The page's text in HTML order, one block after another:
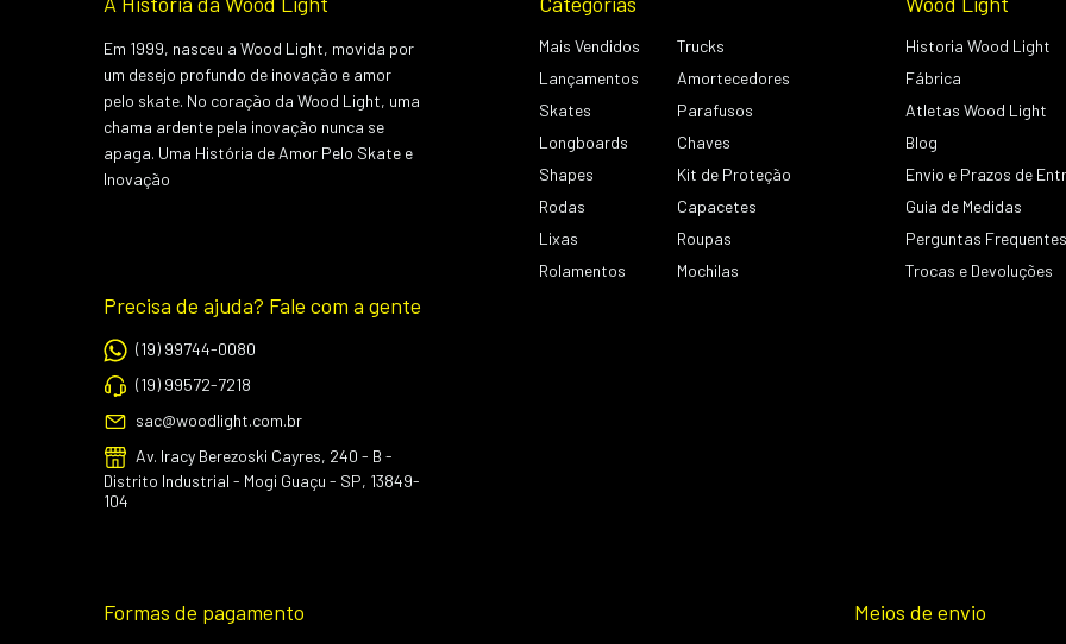
Em 1999, nasceu a Wood Light, movida por
um desejo profundo de inovação e amor
pelo skate. No coração da Wood Light, uma
chama ardente pela inovação nunca se
apaga. Uma História de Amor Pelo Skate e
Inovação
Mais Vendidos
Lançamentos
Skates
Longboards
Shapes
Rodas
Lixas
Rolamentos
Trucks
Amortecedores
Parafusos
Chaves
Kit de Proteção
Capacetes
Roupas
Mochilas
Historia Wood Light
Fábrica
Atletas Wood Light
Blog
Envio e Prazos de
Guia de Medidas
Perguntas Frequentes
Trocas e Devoluções
Precisa de ajuda? Fale com a gente
(19) 99744-0080
(19) 99572-7218
sac@woodlight.com.br
Av. Iracy Berezoski Cayres, 240 - B -
Distrito Industrial - Mogi Guaçu - SP, 13849-
104
Formas de pagamento Meios de envio